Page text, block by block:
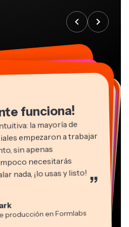
funciona!
la mayoría de
empezaron a trabajar
sin apenas
necesitarás
nada, ¡lo usas y listo! ”
producción en Formlabs